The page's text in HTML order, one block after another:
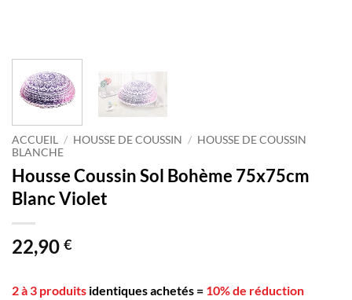
ACCUEIL / HOUSSE DE COUSSIN / HOUSSE DE COUSSIN
BLANCHE
Housse Coussin Sol Bohème 75x75cm
Blanc Violet
22,90 €
2 à 3 produits identiques achetés = 10% de réduction